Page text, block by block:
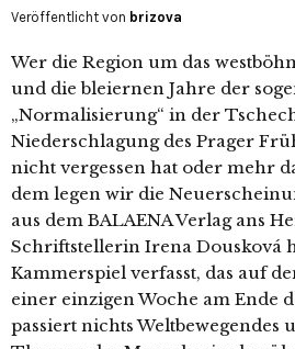
Veröffentlicht von brizova
Wer die Region um das
und die bleiernen Jahre der
„Normalisierung“ in der
Niederschlagung des Prager
nicht vergessen hat oder mehr
dem legen wir die
aus dem BALAENA Verlag ans
Schriftstellerin Irena Dousková
Kammerspiel verfasst, das auf
einer einzigen Woche am Ende
passiert nichts Weltbewegendes